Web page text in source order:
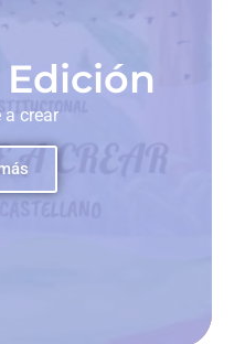
a crear